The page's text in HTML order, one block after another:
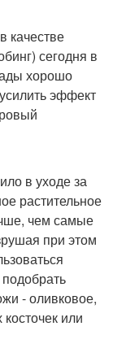
качестве
сегодня в
хорошо
эффект
в уходе за
растительное
чем самые
при этом
- оливковое,
или